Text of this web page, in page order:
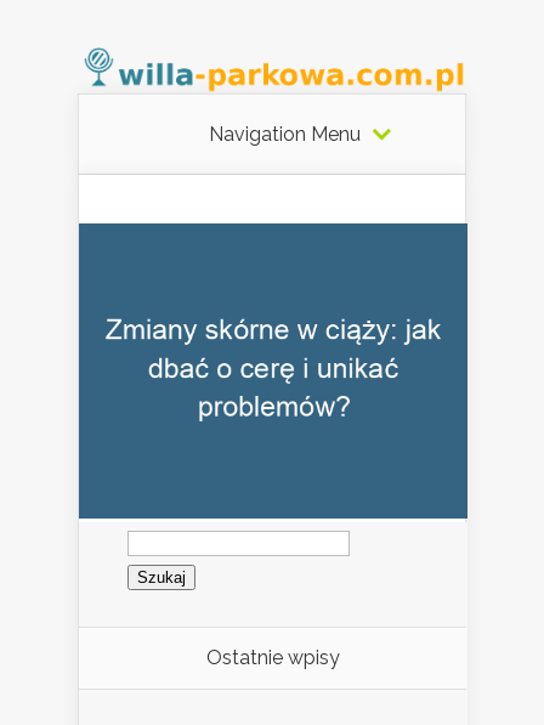
Navigation Menu
Szukaj:
Ostatnie wpisy